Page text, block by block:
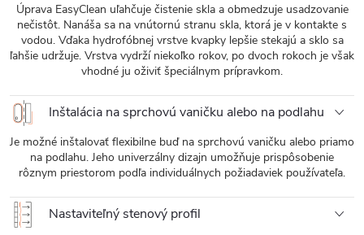
Úprava EasyClean uľahčuje čistenie skla a obmedzuje usadzovanie
nečistôt. Nanáša sa na vnútornú stranu skla, ktorá je v kontakte s
vodou. Vďaka hydrofóbnej vrstve kvapky lepšie stekajú a sklo sa
ľahšie udržuje. Vrstva vydrží niekoľko rokov, po dvoch rokoch je však
vhodné ju oživiť špeciálnym prípravkom.
Inštalácia na sprchovú vaničku alebo na podlahu
Je možné inštalovať flexibilne buď na sprchovú vaničku alebo priamo
na podlahu. Jeho univerzálny dizajn umožňuje prispôsobenie
rôznym priestorom podľa individuálnych požiadaviek používateľa.
Nastaviteľný stenový profil